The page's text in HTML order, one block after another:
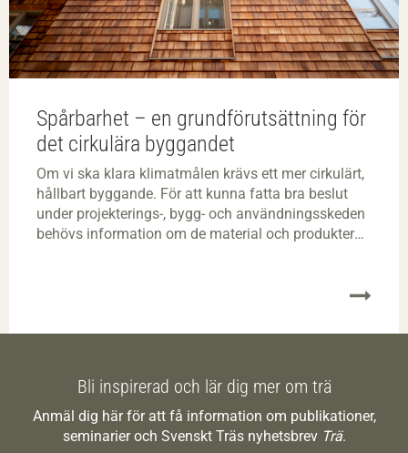
Spårbarhet – en grundförutsättning för
det cirkulära byggandet
Om vi ska klara klimatmålen krävs ett mer cirkulärt,
hållbart byggande. För att kunna fatta bra beslut
under projekterings-, bygg- och användningsskeden
behövs information om de material och produkter
Bli inspirerad och lär dig mer om trä
Anmäl dig här för att få information om publikationer,
seminarier och Svenskt Träs nyhetsbrev Trä.